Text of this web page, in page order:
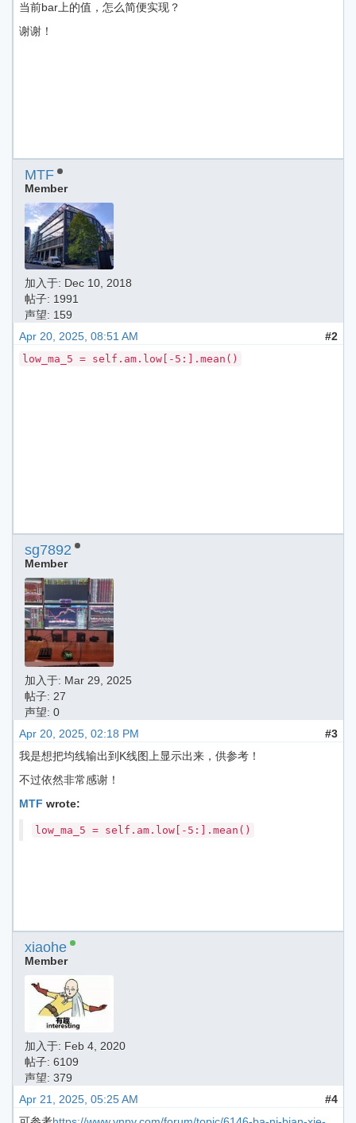
当前bar上的值，怎么简便实现？
谢谢！
MTF
Member
加入于: Dec 10, 2018
帖子: 1991
声望: 159
Apr 20, 2025, 08:51 AM
#2
low_ma_5 = self.am.low[-5:].mean()
sg7892
Member
加入于: Mar 29, 2025
帖子: 27
声望: 0
Apr 20, 2025, 02:18 PM
#3
我是想把均线输出到K线图上显示出来，供参考！
不过依然非常感谢！
MTF wrote:
low_ma_5 = self.am.low[-5:].mean()
xiaohe
Member
加入于: Feb 4, 2020
帖子: 6109
声望: 379
Apr 21, 2025, 05:25 AM
#4